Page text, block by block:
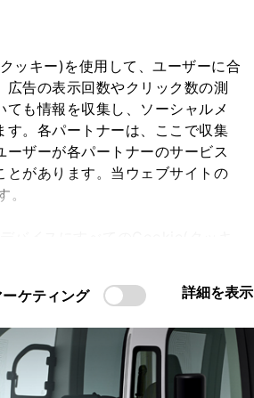
ッキー)を使用して、ユーザーに合
告の表示回数やクリック数の測
も情報を収集し、ソーシャルメ
。各パートナーは、ここで収集
ザーが各パートナーのサービス
とがあります。当ウェブサイトの
ーケティング 詳細を表示